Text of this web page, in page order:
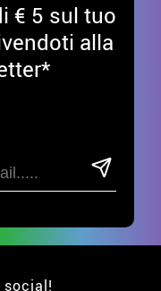
€ 5 sul tuo
alla